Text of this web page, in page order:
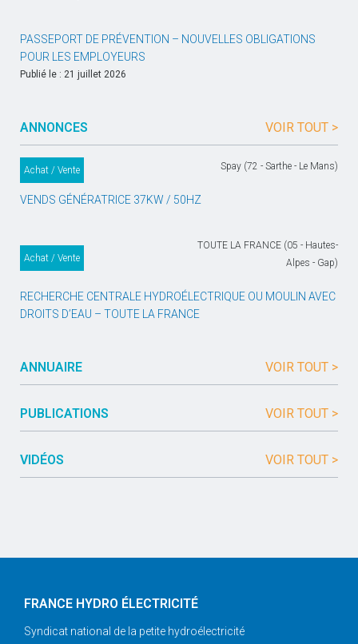
PASSEPORT DE PRÉVENTION – NOUVELLES OBLIGATIONS
POUR LES EMPLOYEURS
Publié le : 21 juillet 2026
ANNONCES VOIR TOUT >
Achat / Vente Spay (72 - Sarthe - Le Mans)
VENDS GÉNÉRATRICE 37KW / 50HZ
Achat / Vente
TOUTE LA FRANCE (05 - Hautes-
Alpes - Gap)
RECHERCHE CENTRALE HYDROÉLECTRIQUE OU MOULIN AVEC
DROITS D’EAU – TOUTE LA FRANCE
ANNUAIRE VOIR TOUT >
PUBLICATIONS VOIR TOUT >
VIDÉOS VOIR TOUT >
FRANCE HYDRO ÉLECTRICITÉ
Syndicat national de la petite hydroélectricité